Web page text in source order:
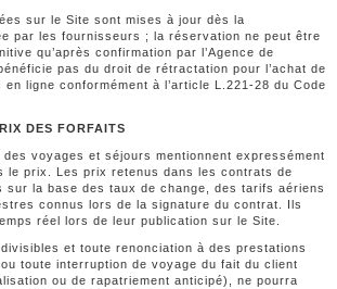
sur le Site sont mises à jour dès la
par les fournisseurs ; la réservation ne peut être
qu’après confirmation par l’Agence de
pas du droit de rétractation pour l’achat de
ligne conformément à l’article L.221-28 du Code
DES FORFAITS
voyages et séjours mentionnent expressément
le prix. Les prix retenus dans les contrats de
sur la base des taux de change, des tarifs aériens
connus lors de la signature du contrat. Ils
réel lors de leur publication sur le Site.
et toute renonciation à des prestations
toute interruption de voyage du fait du client
ou de rapatriement anticipé), ne pourra